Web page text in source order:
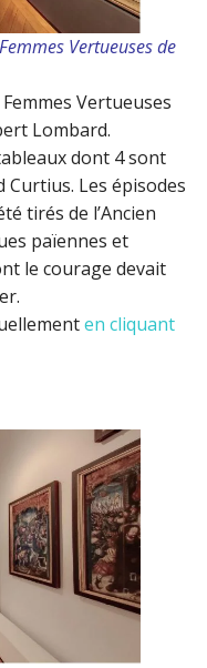
Vertueuses de
Vertueuses
Lombard.
dont 4 sont
Curtius. Les épisodes
tirés de l’Ancien
païennes et
le courage devait
en cliquant